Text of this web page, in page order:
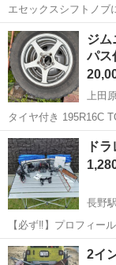
エセックスシフトノブになります。 多少の使
な傷や汚れ等はござい
品になりますのでご理解
新品参考価格26000円
長野 岡谷市
ジムニー
パス
上田
タイヤ付き 195R16C TOYO TRANPATH 4本セット PCD 139.7 16イン
チ 5.5J +20 溝はまだあります！ JB23 5型に履いていました。 車両売
却のため、出品致しま
長野 上田市
ド
長野駅
【必ず‼️】プロフィー
プロフ未確認の方から
て無いと判断した場合は
長野 長野市 長
2イ